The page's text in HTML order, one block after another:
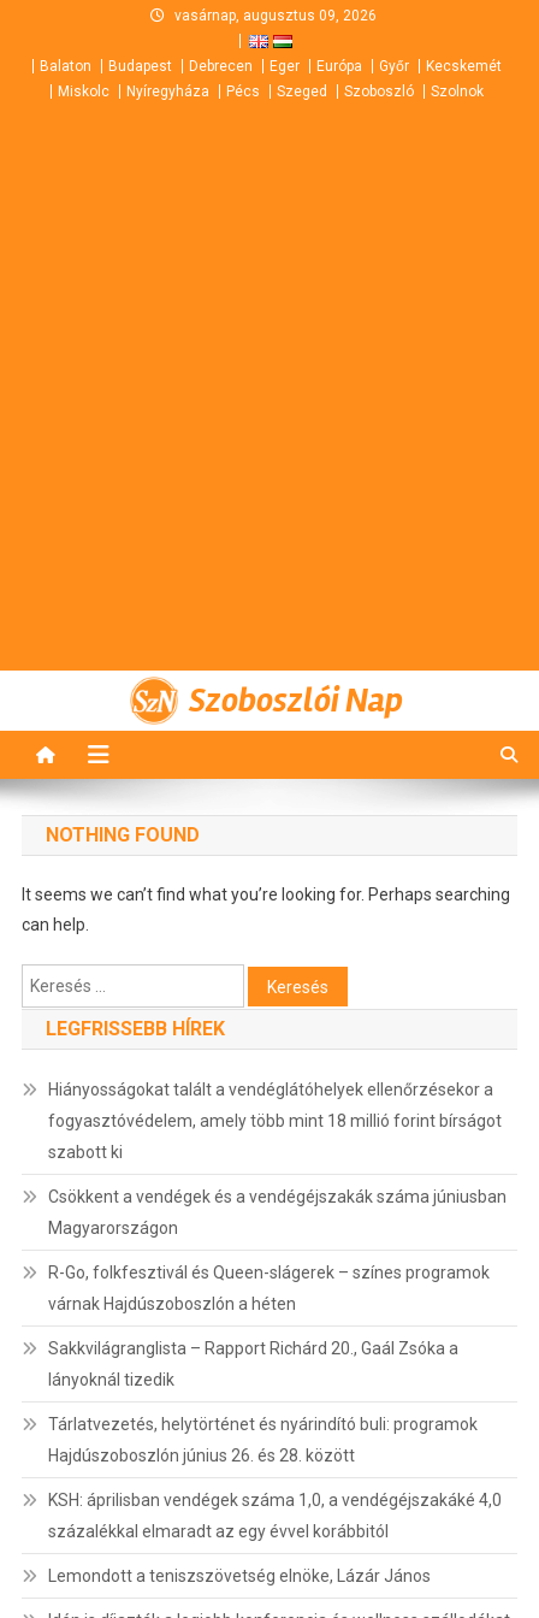
content
vasárnap, augusztus 09, 2026
Balaton Budapest Debrecen Eger Európa Győr
Kecskemét
Miskolc
Nyíregyháza Pécs Szeged Szoboszló Szolnok
Szoboszlói Nap
NOTHING FOUND
It seems we can’t find what you’re looking for. Perhaps searching
can help.
Keresés:
LEGFRISSEBB HÍREK
Hiányosságokat talált a vendéglátóhelyek ellenőrzésekor a
fogyasztóvédelem, amely több mint 18 millió forint bírságot
szabott ki
Csökkent a vendégek és a vendégéjszakák száma júniusban
Magyarországon
R-Go, folkfesztivál és Queen-slágerek – színes programok
várnak Hajdúszoboszlón a héten
Sakkvilágranglista – Rapport Richárd 20., Gaál Zsóka a
lányoknál tizedik
Tárlatvezetés, helytörténet és nyárindító buli: programok
Hajdúszoboszlón június 26. és 28. között
KSH: áprilisban vendégek száma 1,0, a vendégéjszakáké 4,0
százalékkal elmaradt az egy évvel korábbitól
Lemondott a teniszszövetség elnöke, Lázár János